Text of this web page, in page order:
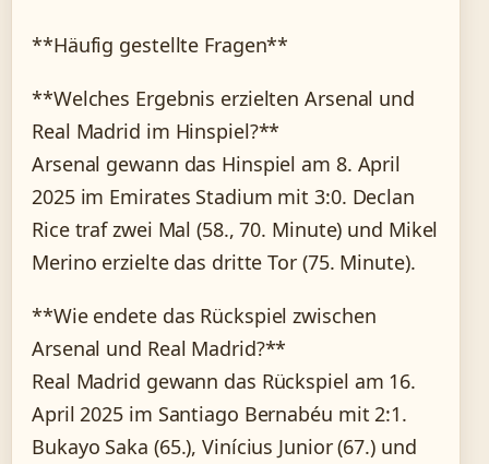
**Häufig gestellte Fragen**
**Welches Ergebnis erzielten Arsenal und
Real Madrid im Hinspiel?**
Arsenal gewann das Hinspiel am 8. April
2025 im Emirates Stadium mit 3:0. Declan
Rice traf zwei Mal (58., 70. Minute) und Mikel
Merino erzielte das dritte Tor (75. Minute).
**Wie endete das Rückspiel zwischen
Arsenal und Real Madrid?**
Real Madrid gewann das Rückspiel am 16.
April 2025 im Santiago Bernabéu mit 2:1.
Bukayo Saka (65.), Vinícius Junior (67.) und